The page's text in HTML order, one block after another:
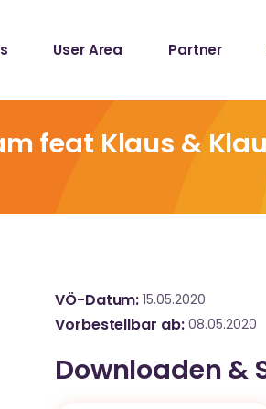
User Area Partner
feat Klaus &
VÖ-Datum 15.05.2020
Vorbestellbar ab 08.05.2020
Downloaden &